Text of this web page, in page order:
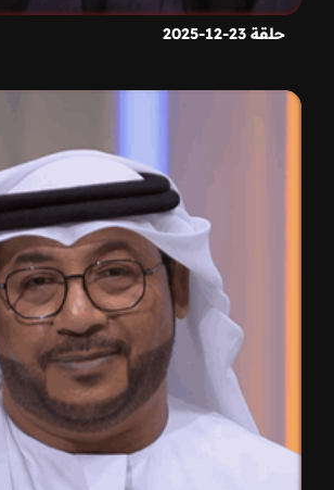
حلقة 23-12-2025